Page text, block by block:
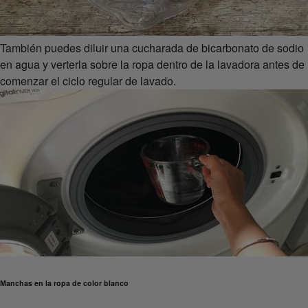
También puedes diluir una cucharada de bicarbonato de sodio
en agua y verterla sobre la ropa dentro de la lavadora antes de
comenzar el ciclo regular de lavado.
Manchas en la ropa de color blanco